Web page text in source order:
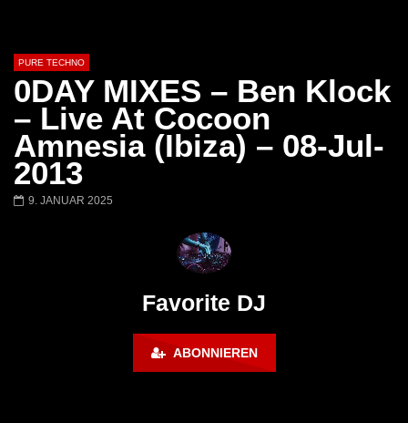
Später
01:31:35
Miss Djax – Cherry Moon –
Lokeren Belgium (1996)
01:53:01
PURE TECHNO
0DAY MIXES – Ben Klock
– Live At Cocoon
Amnesia (Ibiza) – 08-Jul-
2013
9. JANUAR 2025
Favorite DJ
ABONNIEREN